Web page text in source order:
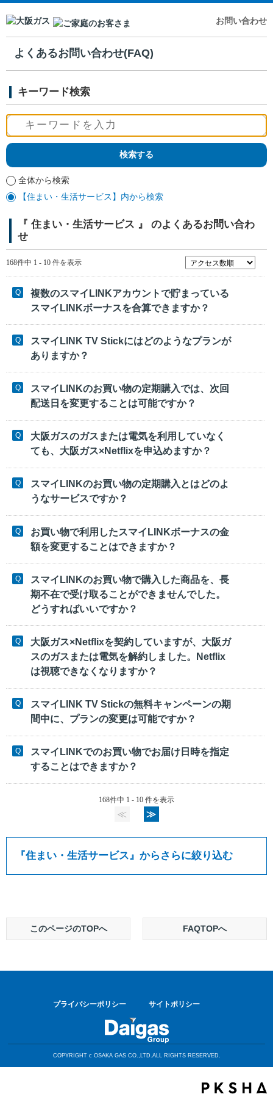
お問い合わせ
よくあるお問い合わせ(FAQ)
キーワード検索
全体から検索
【住まい・生活サービス】内から検索
『 住まい・生活サービス 』 のよくあるお問い合わ
せ
168件中 1 - 10 件を表示
複数のスマイLINKアカウントで貯まっている
スマイLINKボーナスを合算できますか？
スマイLINK TV Stickにはどのようなプランが
ありますか？
スマイLINKのお買い物の定期購入では、次回
配送日を変更することは可能ですか？
大阪ガスのガスまたは電気を利用していなく
ても、大阪ガス×Netflixを申込めますか？
スマイLINKのお買い物の定期購入とはどのよ
うなサービスですか？
お買い物で利用したスマイLINKボーナスの金
額を変更することはできますか？
スマイLINKのお買い物で購入した商品を、長
期不在で受け取ることができませんでした。
どうすればいいですか？
大阪ガス×Netflixを契約していますが、大阪ガ
スのガスまたは電気を解約しました。Netflix
は視聴できなくなりますか？
スマイLINK TV Stickの無料キャンペーンの期
間中に、プランの変更は可能ですか？
スマイLINKでのお買い物でお届け日時を指定
することはできますか？
168件中 1 - 10 件を表示
≪ ≫
『住まい・生活サービス』からさらに絞り込む
このページのTOPへ FAQTOPへ
プライバシーポリシー サイトポリシー
COPYRIGHT c OSAKA GAS CO.,LTD.ALL RIGHTS RESERVED.